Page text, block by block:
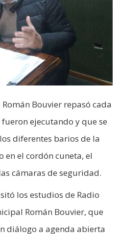
Bouvier repasó cada
ejecutando y que se
diferentes barios de la
en el cordón cuneta, el
cámaras de seguridad.
los estudios de Radio
Román Bouvier, que
diálogo a agenda abierta